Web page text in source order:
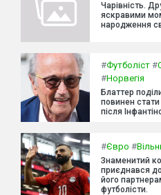
Чарівність.
яскравими
народження
#Футболіст #
#Норвегія
Блаттер
повинен
після
#Євро #
Знаменитий
приєднався
його
футболісти.